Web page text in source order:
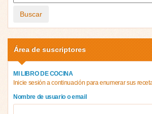
Buscar
Área de suscriptores
MI LIBRO DE COCINA
Inicie sesión a continuación para enumerar sus
Nombre de usuario o email